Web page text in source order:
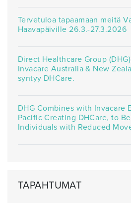
Tervetuloa tapaamaan meitä
Haavapäiville 26.3.-27.3.2026
Direct Healthcare Group
Invacare Australia & New
syntyy DHCare.
DHG Combines with Invacare
Pacific Creating DHCare, to
Individuals with Reduced
TAPAHTUMAT